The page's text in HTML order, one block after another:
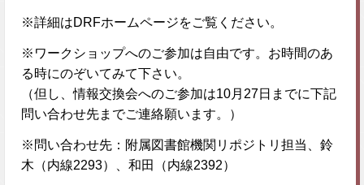
※詳細はDRFホームページをご覧ください。
※ワークショップへのご参加は自由です。お時間のあ
る時にのぞいてみて下さい。
（但し、情報交換会へのご参加は10月27日までに下記
問い合わせ先までご連絡願います。）
※問い合わせ先：附属図書館機関リポジトリ担当、鈴
木（内線2293）、和田（内線2392）